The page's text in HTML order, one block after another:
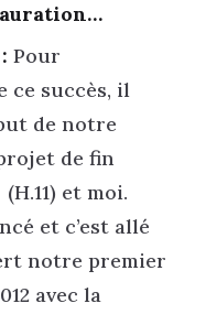
Pour
ce succès, il
de notre
de fin
et moi.
et c’est allé
notre premier
avec la